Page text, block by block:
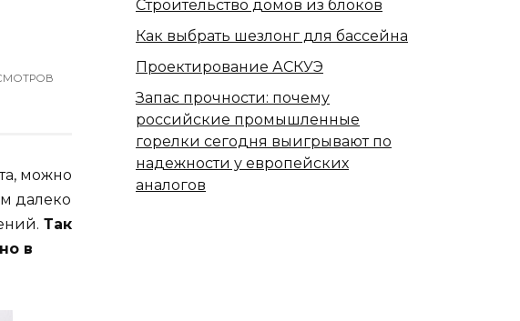
можно
далеко
Так
в
Строительство домов из блоков
Как выбрать шезлонг для бассейна
Проектирование АСКУЭ
Запас прочности: почему
российские промышленные
горелки сегодня выигрывают по
надежности у европейских
аналогов